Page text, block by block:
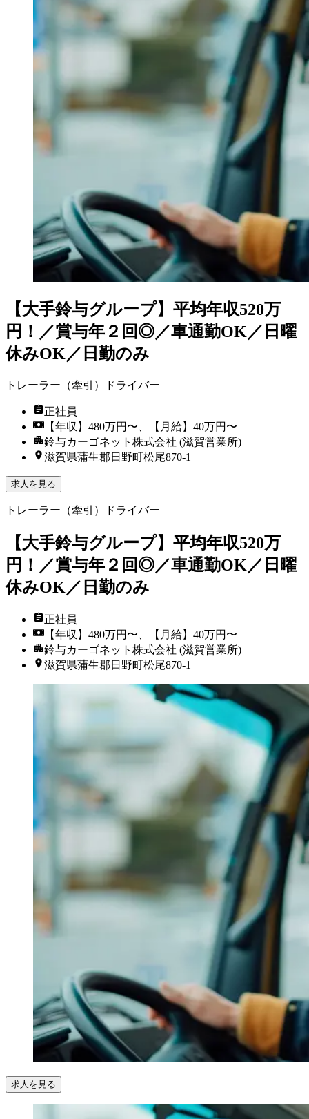
【大手鈴与グループ】平均年収520万
円！／賞与年２回◎／車通勤OK／日曜
休みOK／日勤のみ
トレーラー（牽引）ドライバー
正社員
【年収】480万円〜、【月給】40万円〜
鈴与カーゴネット株式会社 (滋賀営業所)
滋賀県蒲生郡日野町松尾870-1
求人を見る
トレーラー（牽引）ドライバー
【大手鈴与グループ】平均年収520万
円！／賞与年２回◎／車通勤OK／日曜
休みOK／日勤のみ
正社員
【年収】480万円〜、【月給】40万円〜
鈴与カーゴネット株式会社 (滋賀営業所)
滋賀県蒲生郡日野町松尾870-1
求人を見る